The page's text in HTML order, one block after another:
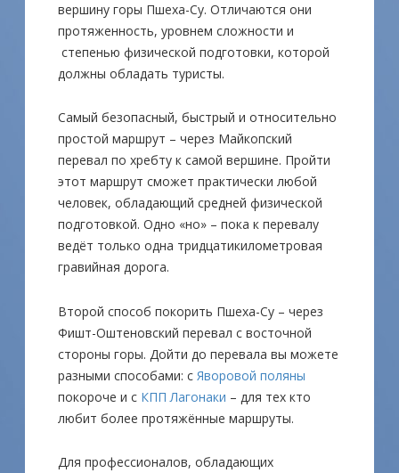
вершину горы Пшеха-Су. Отличаются они
протяженность, уровнем сложности и
степенью физической подготовки, которой
должны обладать туристы.
Самый безопасный, быстрый и относительно
простой маршрут – через Майкопский
перевал по хребту к самой вершине. Пройти
этот маршрут сможет практически любой
человек, обладающий средней физической
подготовкой. Одно «но» – пока к перевалу
ведёт только одна тридцатикилометровая
гравийная дорога.
Второй способ покорить Пшеха-Су – через
Фишт-Оштеновский перевал с восточной
стороны горы. Дойти до перевала вы можете
разными способами: с Яворовой поляны
покороче и с КПП Лагонаки – для тех кто
любит более протяжённые маршруты.
Для профессионалов, обладающих